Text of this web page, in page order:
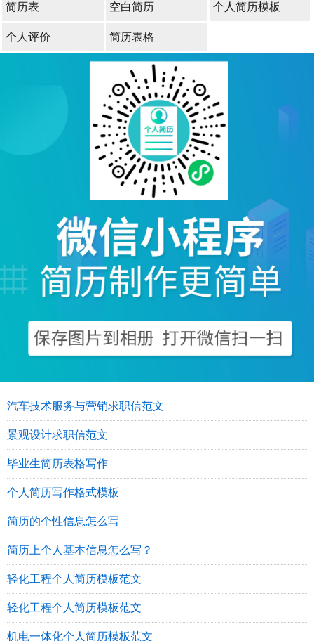
简历表 空白简历 个人简历模板
个人评价 简历表格
汽车技术服务与营销求职信范文
景观设计求职信范文
毕业生简历表格写作
个人简历写作格式模板
简历的个性信息怎么写
简历上个人基本信息怎么写？
轻化工程个人简历模板范文
轻化工程个人简历模板范文
机电一体化个人简历模板范文